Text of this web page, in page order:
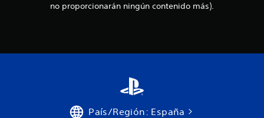
no proporcionarán ningún contenido más).
País/Región: España